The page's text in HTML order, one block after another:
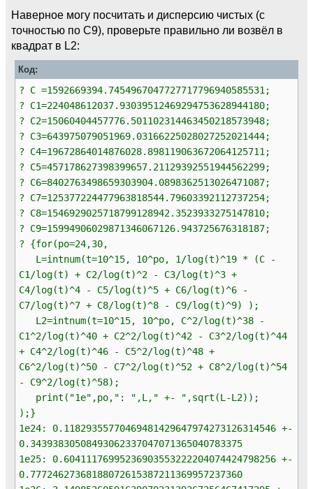
Наверное могу посчитать и дисперсию чистых (с
точностью по C9), проверьте правильно ли возвёл в
квадрат в L2:
Код:
? C =1592669394.7454967047727717796940585531;
? C1=224048612037.93039512469294753628944180;
? C2=15060404457776.501102314463450218573948;
? C3=643975079051969.03166225028027252021444;
? C4=19672864014876028.898119063672064125711;
? C5=457178627398399657.21129392551944562299;
? C6=8402763498659303904.0898362513026471087;
? C7=125377224477963818544.79603392112737254;
? C8=1546929025718799128942.3523933275147810;
? C9=15994906029871346067126.943725676318187;
? {for(po=24,30,
L=intnum(t=10^15, 10^po, 1/log(t)^19 * (C -
C1/log(t) + C2/log(t)^2 - C3/log(t)^3 +
C4/log(t)^4 - C5/log(t)^5 + C6/log(t)^6 -
C7/log(t)^7 + C8/log(t)^8 - C9/log(t)^9) );
L2=intnum(t=10^15, 10^po, C^2/log(t)^38 -
C1^2/log(t)^40 + C2^2/log(t)^42 - C3^2/log(t)^44
+ C4^2/log(t)^46 - C5^2/log(t)^48 +
C6^2/log(t)^50 - C7^2/log(t)^52 + C8^2/log(t)^54
- C9^2/log(t)^58);
print("1e",po,": ",L," +- ",sqrt(L-L2));
);}
1e24: 0.11829355770469481429647974273126314546 +-
0.34393830508493062337047071365040783375
1e25: 0.60411176995236903553222204074424798256 +-
0.77724627368188072615387211369957237360